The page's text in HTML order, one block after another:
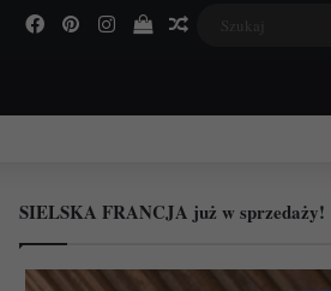
Facebook
PinterestInstagramPodejrzyj swój koszyk
Losowy wpis
SIELSKA FRANCJA już w sprzedaży!